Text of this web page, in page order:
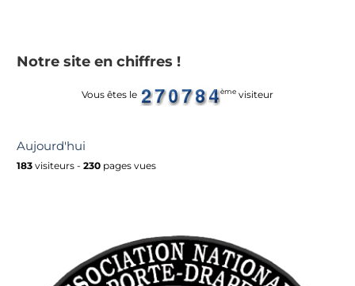
Notre site en chiffres !
Vous êtes le ème visiteur
Aujourd'hui
183 visiteurs - 230 pages vues